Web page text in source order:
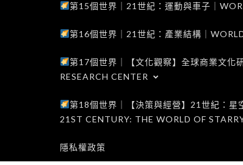
第15個世界｜21世紀：運動與車子｜
第16個世界｜21世紀：產業結構｜
第17個世界｜【文化觀察】全球商業文
RESEARCH CENTER
第18個世界｜【決策與經營】21世紀：
21ST CENTURY: THE WORLD OF
隱私權政策